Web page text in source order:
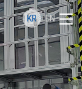
KR EN